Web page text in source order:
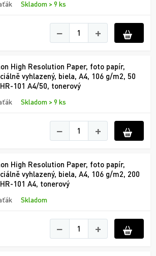
Skladom > 9 ks
− +
High Resolution Paper, foto papír,
vyhlazený, biela, A4, 106 g/m2, 50
101 A4/50, tonerový
Skladom > 9 ks
− +
High Resolution Paper, foto papír,
vyhlazený, biela, A4, 106 g/m2, 200
101 A4, tonerový
Skladom
− +